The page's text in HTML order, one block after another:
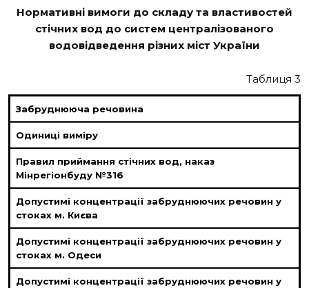
Нормативні вимоги до складу та властивостей
стічних вод до систем централізованого
водовідведення різних міст України
Таблиця 3
Забруднююча речовина
Одиниці виміру
Правил приймання стічних вод, наказ
Мінрегіонбуду №316
Допустимі концентрації забруднюючих речовин у
стоках м. Києва
Допустимі концентрації забруднюючих речовин у
стоках м. Одеси
Допустимі концентрації забруднюючих речовин у